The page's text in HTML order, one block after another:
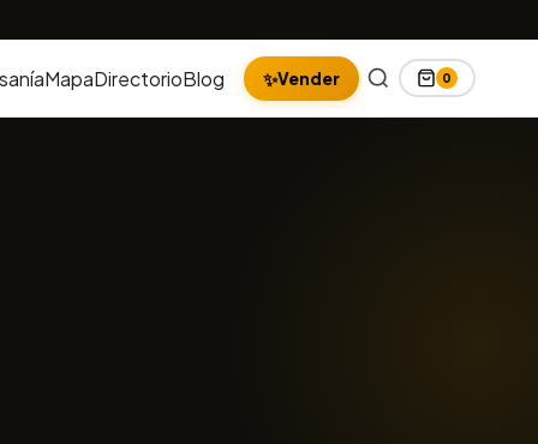
MapaDirectorioBlog ✨Vender 0